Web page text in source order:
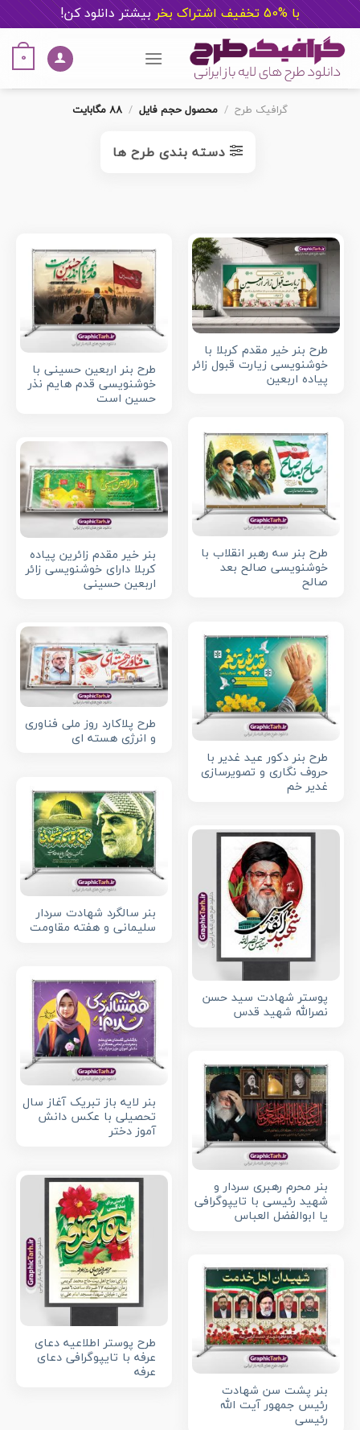
با %50 تخفیف اشتراک بخر بیشتر دانلود کن!
content
0
گرافیک طرح / محصول حجم فایل /
دسته بندی طرح ها
طرح بنر خیر مقدم کربلا با
خوشنویسی زیارت قبول زائر
پیاده اربعین
طرح بنر اربعین حسینی با
خوشنویسی قدم هایم نذر
حسین است
طرح بنر سه رهبر انقلاب با
خوشنویسی صالح بعد
صالح
بنر خیر مقدم زائرین پیاده
کربلا دارای خوشنویسی زائر
اربعین حسینی
طرح بنر دکور عید غدیر با
حروف نگاری و تصویرسازی
غدیر خم
طرح پلاکارد روز ملی فناوری
و انرژی هسته ای
بنر سالگرد شهادت سردار
سلیمانی و هفته مقاومت
پوستر شهادت سید حسن
نصرالله شهید قدس
بنر لایه باز تبریک آغاز سال
تحصیلی با عکس دانش
آموز دختر
بنر محرم رهبری سردار و
شهید رئیسی با تایپوگرافی
یا ابوالفضل العباس
طرح پوستر اطلاعیه دعای
عرفه با تایپوگرافی دعای
عرفه
بنر پشت سن شهادت
رئیس جمهور آیت الله
رئیسی